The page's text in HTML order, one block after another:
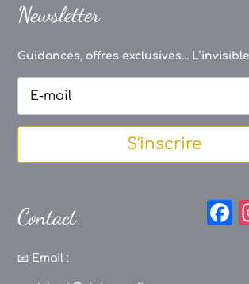
Newsletter
Guidances, offres exclusives...
S'inscrire
Contact
📧 Email :
F